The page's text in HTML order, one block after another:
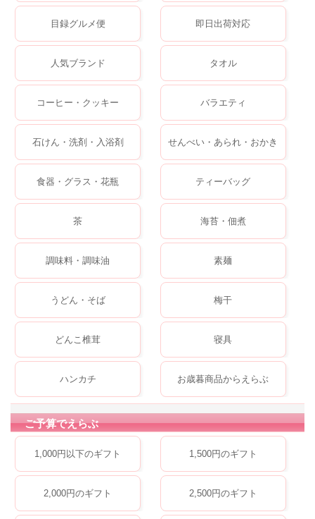
目録グルメ便 即日出荷対応
人気ブランド タオル
コーヒー・クッキー バラエティ
石けん・洗剤・入浴剤 せんべい・あられ・おかき
食器・グラス・花瓶 ティーバッグ
茶 海苔・佃煮
調味料・調味油 素麺
うどん・そば 梅干
どんこ椎茸 寝具
ハンカチ お歳暮商品からえらぶ
ご予算でえらぶ
1,000円以下のギフト 1,500円のギフト
2,000円のギフト 2,500円のギフト